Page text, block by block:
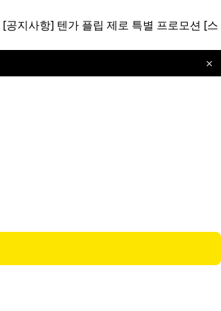
[공지사항] 텐가 플립 제로 특별 프로모션 [스
×